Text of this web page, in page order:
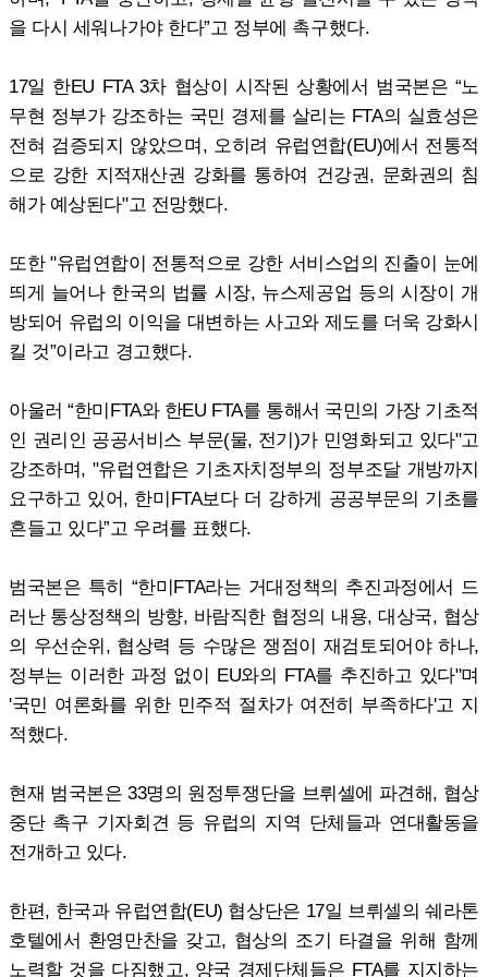
을 다시 세워나가야 한다”고 정부에 촉구했다.
17일 한EU FTA 3차 협상이 시작된 상황에서 범국본은 “노
무현 정부가 강조하는 국민 경제를 살리는 FTA의 실효성은
전혀 검증되지 않았으며, 오히려 유럽연합(EU)에서 전통적
으로 강한 지적재산권 강화를 통하여 건강권, 문화권의 침
해가 예상된다"고 전망했다.
또한 "유럽연합이 전통적으로 강한 서비스업의 진출이 눈에
띄게 늘어나 한국의 법률 시장, 뉴스제공업 등의 시장이 개
방되어 유럽의 이익을 대변하는 사고와 제도를 더욱 강화시
킬 것”이라고 경고했다.
아울러 “한미FTA와 한EU FTA를 통해서 국민의 가장 기초적
인 권리인 공공서비스 부문(물, 전기)가 민영화되고 있다"고
강조하며, "유럽연합은 기초자치정부의 정부조달 개방까지
요구하고 있어, 한미FTA보다 더 강하게 공공부문의 기초를
흔들고 있다”고 우려를 표했다.
범국본은 특히 “한미FTA라는 거대정책의 추진과정에서 드
러난 통상정책의 방향, 바람직한 협정의 내용, 대상국, 협상
의 우선순위, 협상력 등 수많은 쟁점이 재검토되어야 하나,
정부는 이러한 과정 없이 EU와의 FTA를 추진하고 있다"며
'국민 여론화를 위한 민주적 절차가 여전히 부족하다'고 지
적했다.
현재 범국본은 33명의 원정투쟁단을 브뤼셀에 파견해, 협상
중단 촉구 기자회견 등 유럽의 지역 단체들과 연대활동을
전개하고 있다.
한편, 한국과 유럽연합(EU) 협상단은 17일 브뤼셀의 쉐라톤
호텔에서 환영만찬을 갖고, 협상의 조기 타결을 위해 함께
노력할 것을 다짐했고, 양국 경제단체들은 FTA를 지지하는